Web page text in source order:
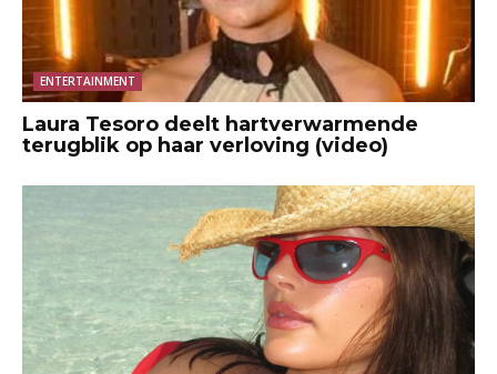
ENTERTAINMENT
Laura Tesoro deelt hartverwarmende
terugblik op haar verloving (video)